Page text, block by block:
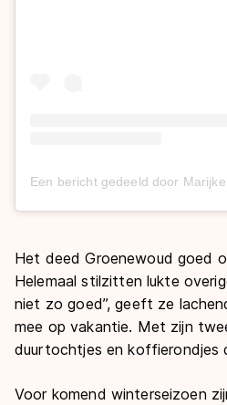
Het deed Groenewoud goed
Helemaal stilzitten lukte
niet zo goed”, geeft ze
mee op vakantie. Met zijn
duurtochtjes en koffierondjes
Voor komend winterseizoen